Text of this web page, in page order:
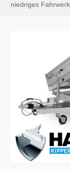
niedriges Fahrwerk